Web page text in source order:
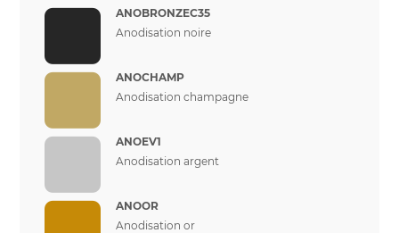
ANOBRONZEC35
Anodisation noire
ANOCHAMP
Anodisation champagne
ANOEV1
Anodisation argent
ANOOR
Anodisation or